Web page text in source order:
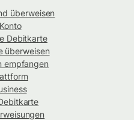
überweisen
Debitkarte
überweisen
empfangen